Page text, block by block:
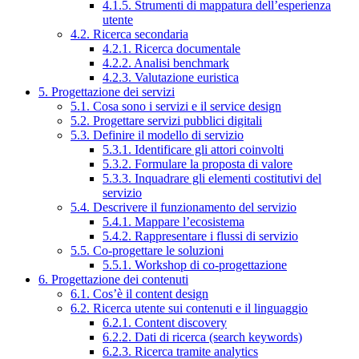
4.1.5. Strumenti di mappatura dell’esperienza
utente
4.2. Ricerca secondaria
4.2.1. Ricerca documentale
4.2.2. Analisi benchmark
4.2.3. Valutazione euristica
5. Progettazione dei servizi
5.1. Cosa sono i servizi e il service design
5.2. Progettare servizi pubblici digitali
5.3. Definire il modello di servizio
5.3.1. Identificare gli attori coinvolti
5.3.2. Formulare la proposta di valore
5.3.3. Inquadrare gli elementi costitutivi del
servizio
5.4. Descrivere il funzionamento del servizio
5.4.1. Mappare l’ecosistema
5.4.2. Rappresentare i flussi di servizio
5.5. Co-progettare le soluzioni
5.5.1. Workshop di co-progettazione
6. Progettazione dei contenuti
6.1. Cos’è il content design
6.2. Ricerca utente sui contenuti e il linguaggio
6.2.1. Content discovery
6.2.2. Dati di ricerca (search keywords)
6.2.3. Ricerca tramite analytics